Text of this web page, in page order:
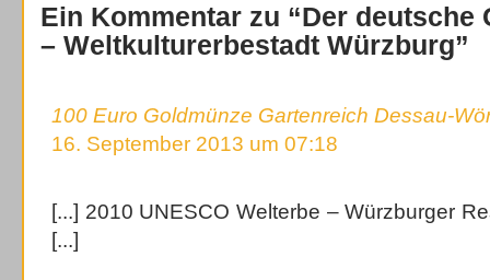
Ein Kommentar zu “Der deutsche
– Weltkulturerbestadt Würzburg”
100 Euro Goldmünze Gartenreich Dessau-
16. September 2013 um 07:18
[...] 2010 UNESCO Welterbe – Würzburger
[...]